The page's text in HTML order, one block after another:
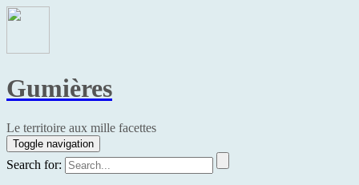
Gumières
Le territoire aux mille facettes
Toggle navigation
Search for: